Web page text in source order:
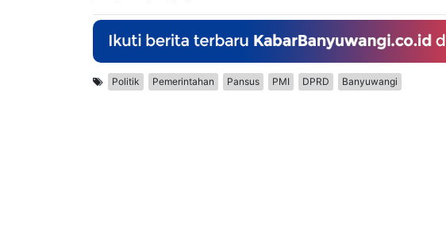
Politik Pemerintahan Pansus PMI DPRD Banyuwangi